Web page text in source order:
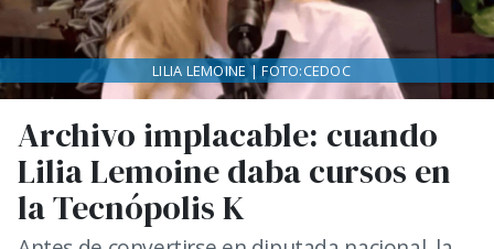
Archivo implacable: cuando
Lilia Lemoine daba cursos en
la Tecnópolis K
LILIA LEMOINE | FOTO:CEDOC